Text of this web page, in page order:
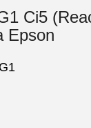
Ci5
Epson